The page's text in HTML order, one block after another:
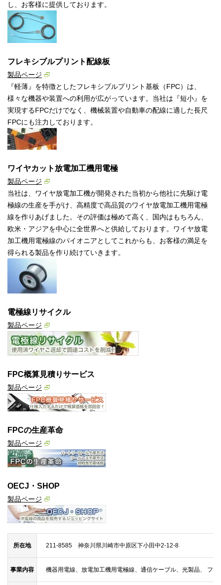
し、お客様に提供しております。
フレキシブルプリント配線板
製品ページ
『軽薄』を特徴としたフレキシブルプリント基板（FPC）は、
様々な機器や装置への利用が広がっています。当社は『短小』を
実現するFPCだけでなく、機械装置や自動車の配線に適した長尺
FPCにも注力しております。
ワイヤカット放電加工機用電極
製品ページ
当社は、ワイヤ放電加工機が開発された当初から他社に先駆け電
極線の生産を手がけ、高精度で高品質のワイヤ放電加工機用電極
線を作りあげました。その評価は極めて高く、国内はもちろん、
欧米・アジアを中心に全世界へと供給しております。ワイヤ放電
加工機用電極線のパイオニアとしてこれからも、お客様の満足を
得られる製品を作り続けていきます。
電極線リサイクル
製品ページ
FPC概算見積りサービス
製品ページ
FPCの生産革命
製品ページ
OECJ・SHOP
製品ページ
所在地 211-8585 神奈川県川崎市中原区下小田中2-12-8
事業内容 機器用電線、放電加工機用電極線、通信ケーブル、光製品、 フ